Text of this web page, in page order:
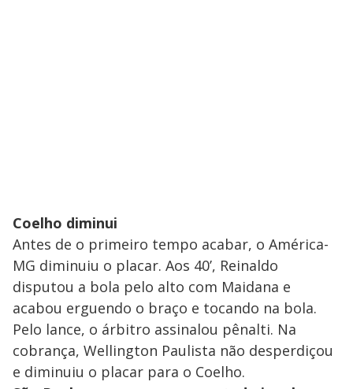
Coelho diminui
Antes de o primeiro tempo acabar, o América-
MG diminuiu o placar. Aos 40’, Reinaldo
disputou a bola pelo alto com Maidana e
acabou erguendo o braço e tocando na bola.
Pelo lance, o árbitro assinalou pênalti. Na
cobrança, Wellington Paulista não desperdiçou
e diminuiu o placar para o Coelho.